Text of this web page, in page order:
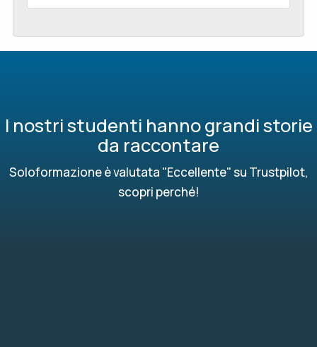
I nostri studenti hanno grandi storie
da raccontare
Soloformazione è valutata "Eccellente" su Trustpilot,
scopri perché!